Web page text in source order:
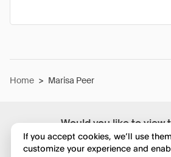
Would you like to view
in English?
Home > Marisa Peer
If you accept cookies, we’ll use
customize your experience and